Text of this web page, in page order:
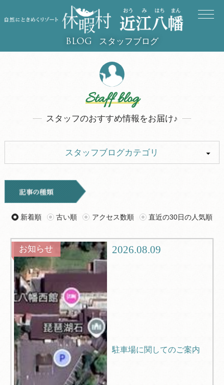
BLOG スタッフブログ
Staff blog
スタッフのおすすめ情報をお届け♪
スタッフブログカテゴリ
キャンプ
旅行記 ツアー
グルメ
ブログ
新着順 古い順 アクセス数順 直近の30日の人気順
お知らせ 2026.08.09
駐車場に関してのご案内